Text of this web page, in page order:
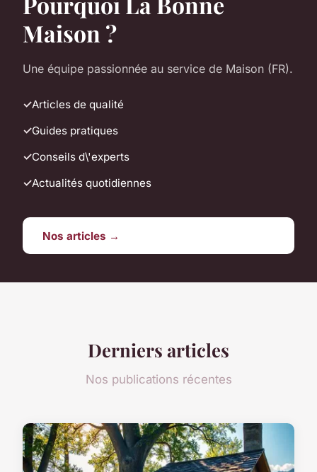
Maison ?
Une équipe passionnée au service de Maison (FR).
Articles de qualité
Guides pratiques
Conseils d\'experts
Actualités quotidiennes
Nos articles →
Derniers articles
Nos publications récentes